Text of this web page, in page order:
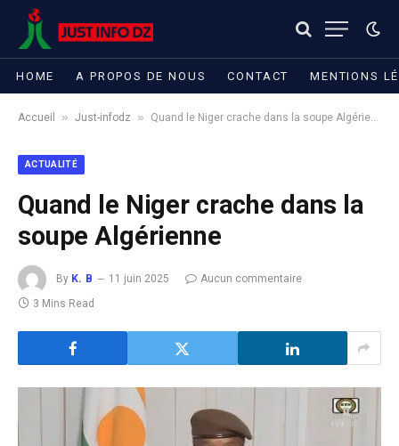
HOME A PROPOS DE NOUS CONTACT MENTIONS
Accueil » Just-infodz » Quand le Niger crache dans la soupe Algérienne
ACTUALITÉ
Quand le Niger crache dans la
soupe Algérienne
By K. B 11 juin 2025
Aucun commentaire
3 Mins Read